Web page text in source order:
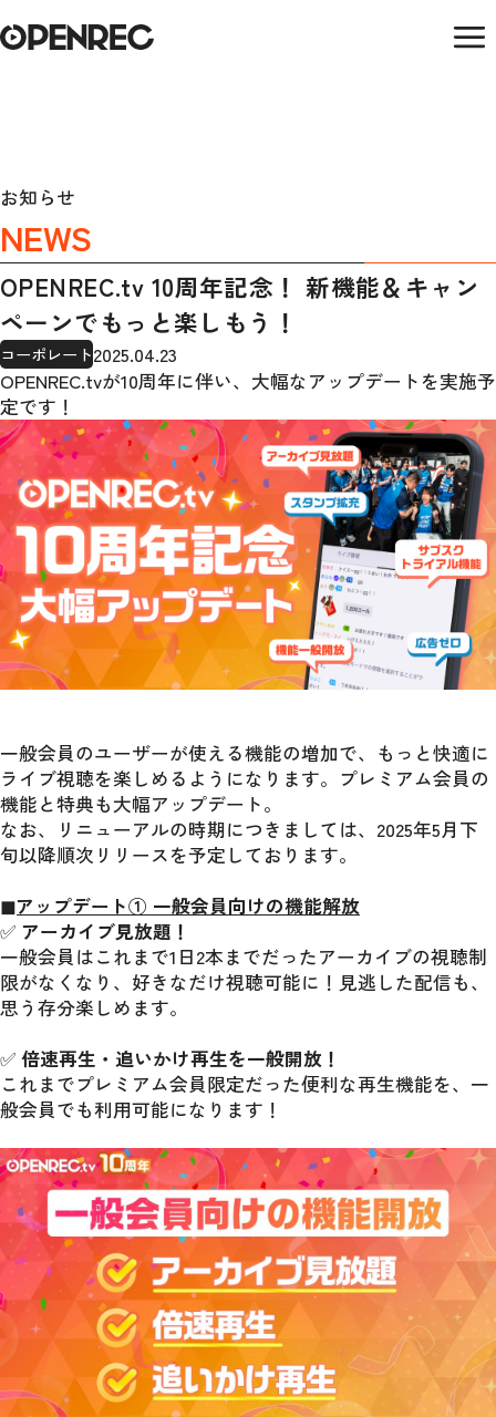
お知らせ
NEWS
OPENREC.tv 10周年記念！ 新機能＆キャン
ペーンでもっと楽しもう！
コーポレート2025.04.23
OPENREC.tvが10周年に伴い、大幅なアップデートを実施予
定です！
一般会員のユーザーが使える機能の増加で、もっと快適に
ライブ視聴を楽しめるようになります。プレミアム会員の
機能と特典も大幅アップデート。
なお、リニューアルの時期につきましては、2025年5月下
旬以降順次リリースを予定しております。
◼︎アップデート① 一般会員向けの機能解放
✅ アーカイブ見放題！
一般会員はこれまで1日2本までだったアーカイブの視聴制
限がなくなり、好きなだけ視聴可能に！見逃した配信も、
思う存分楽しめます。
✅ 倍速再生・追いかけ再生を一般開放！
これまでプレミアム会員限定だった便利な再生機能を、一
般会員でも利用可能になります！